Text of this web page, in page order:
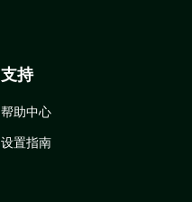
支持
帮助中心
设置指南